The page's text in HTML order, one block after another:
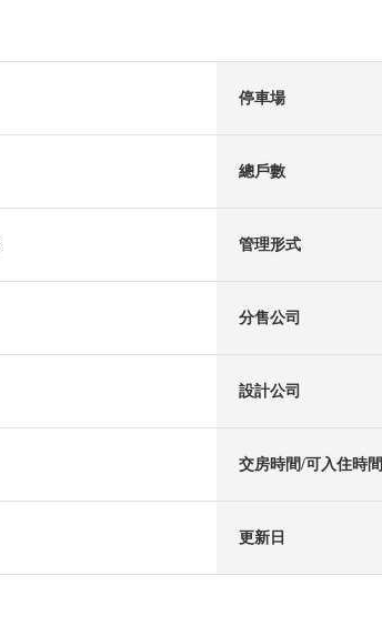
停車場
總戶數
管理形式
分售公司
設計公司
交房時間/可入住時間
更新日